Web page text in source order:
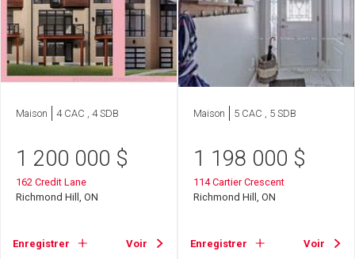
Maison 4 CAC , 4 SDB
1 200 000 $
162 Credit Lane
Richmond Hill, ON
Enregistrer Voir
Maison 5 CAC , 5 SDB
1 198 000 $
114 Cartier Crescent
Richmond Hill, ON
Enregistrer Voir